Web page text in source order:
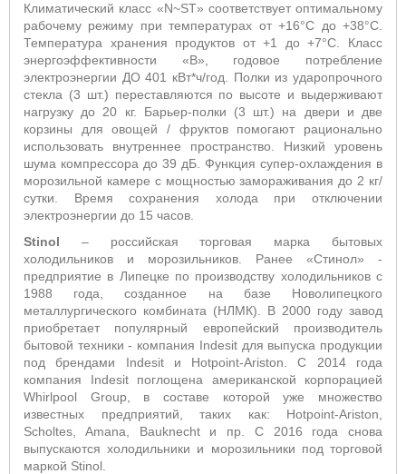
Климатический класс «N~ST» соответствует оптимальному
рабочему режиму при температурах от +16°С до +38°С.
Температура хранения продуктов от +1 до +7°С. Класс
энергоэффективности «В», годовое потребление
электроэнергии ДО 401 кВт*ч/год. Полки из ударопрочного
стекла (3 шт.) переставляются по высоте и выдерживают
нагрузку до 20 кг. Барьер-полки (3 шт.) на двери и две
корзины для овощей / фруктов помогают рационально
использовать внутреннее пространство. Низкий уровень
шума компрессора до 39 дБ. Функция супер-охлаждения в
морозильной камере с мощностью замораживания до 2 кг/
сутки. Время сохранения холода при отключении
электроэнергии до 15 часов.
Stinol – российская торговая марка бытовых
холодильников и морозильников. Ранее «Стинол» -
предприятие в Липецке по производству холодильников c
1988 года, созданное на базе Новолипецкого
металлургического комбината (НЛМК). В 2000 году завод
приобретает популярный европейский производитель
бытовой техники - компания Indesit для выпуска продукции
под брендами Indesit и Hotpoint-Ariston. С 2014 года
компания Indesit поглощена американской корпорацией
Whirlpool Group, в составе которой уже множество
известных предприятий, таких как: Hotpoint-Ariston,
Scholtes, Amana, Bauknecht и пр. C 2016 года снова
выпускаются холодильники и морозильники под торговой
маркой Stinol.